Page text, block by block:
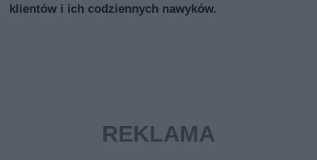
klientów i ich codziennych nawyków.